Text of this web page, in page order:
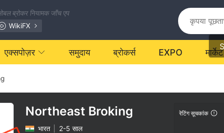
ब्रोकर नियामक जाँच एप
WikiFX
एक्सपोज़र समुदाय ब्रोकर्स EXPO मार्केट
Northeast Broking
भारत
2-5 साल
रेटिंग सूचकांक